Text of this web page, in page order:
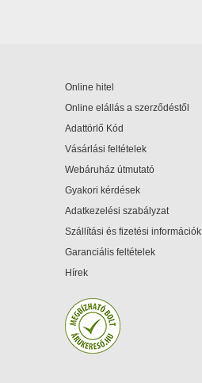
Online hitel
Online elállás a szerződéstől
Adattörlő Kód
Vásárlási feltételek
Webáruház útmutató
Gyakori kérdések
Adatkezelési szabályzat
Szállítási és fizetési információk
Garanciális feltételek
Hírek